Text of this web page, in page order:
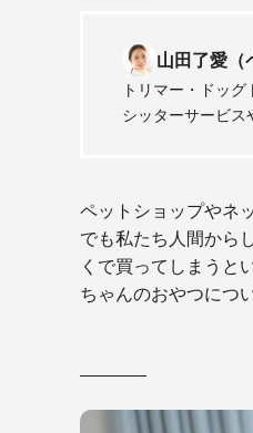
山田了愛（
トリマー・ドッ
シッターサービス
ペットショップやネ
でも私たち人間から
くで買ってしまうと
ちゃんのおやつにつ